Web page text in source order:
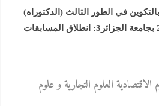
في الطور الثالث (الدكتوراه)
للسنة الجامعية 2024-2025 بجامعة الجزائر3: انطلاق المسابقات
الاقتصادية العلوم التجارية و علوم